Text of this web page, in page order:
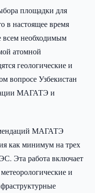
площадки для
в настоящее время
всем необходимым
атомной
геологические и
вопросе Узбекистан
МАГАТЭ и
МАГАТЭ
как минимум на трех
Эта работа включает
и